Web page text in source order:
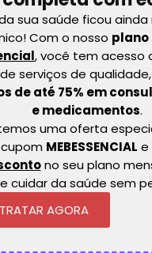
sua saúde ficou ainda
Com o nosso plano
, você tem acesso
serviços de
de até 75% em
e medicamentos.
uma oferta
MEBESSENCIAL e
no seu plano
cuidar da saúde sem
AGORA